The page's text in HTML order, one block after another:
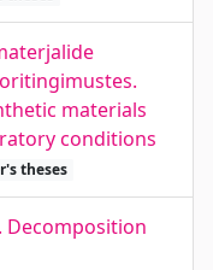
materials
conditions
theses
Decomposition